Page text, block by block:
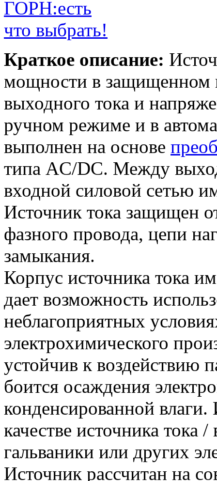
Краткое описание:
мощности в защищенном
выходного тока и
ручном режиме и в
выполнен на основе
типа AC/DC. Между
входной силовой сетью
Источник тока защищен
фазного провода, цепи
замыкания.
Корпус источника тока
дает возможность
неблагоприятных
электрохимического
устойчив к воздействию
боится осаждения
конденсированной
качестве источника тока
гальваники или других
Источник рассчитан на